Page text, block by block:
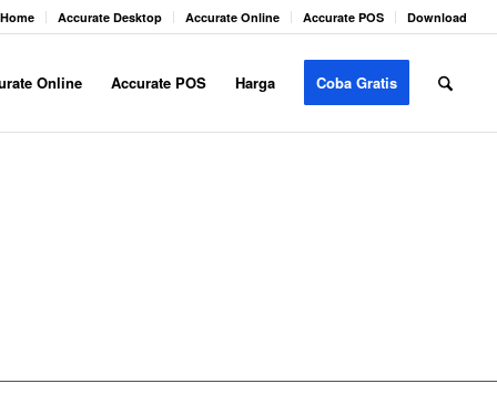
Home Accurate Desktop Accurate Online Accurate POS Download
Online Accurate POS Harga Coba Gratis